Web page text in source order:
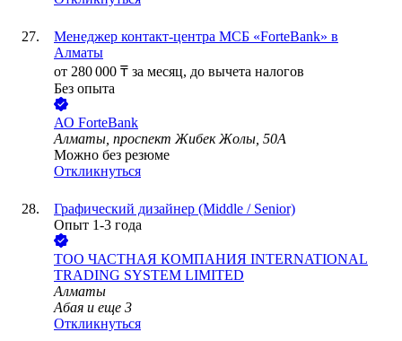
Менеджер контакт-центра МСБ «ForteBank» в
Алматы
от 280 000 ₸ за месяц, до вычета налогов
Без опыта
АО ForteBank
Алматы, проспект Жибек Жолы, 50А
Можно без резюме
Откликнуться
Графический дизайнер (Middle / Senior)
Опыт 1-3 года
ТОО ЧАСТНАЯ КОМПАНИЯ INTERNATIONAL
TRADING SYSTEM LIMITED
Алматы
Абая и еще 3
Откликнуться